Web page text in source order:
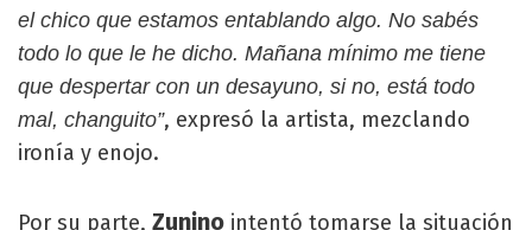
el chico que estamos entablando algo. No sabés
todo lo que le he dicho. Mañana mínimo me tiene
que despertar con un desayuno, si no, está todo
mal, changuito”, expresó la artista, mezclando
ironía y enojo.
Por su parte, Zunino intentó tomarse la situación